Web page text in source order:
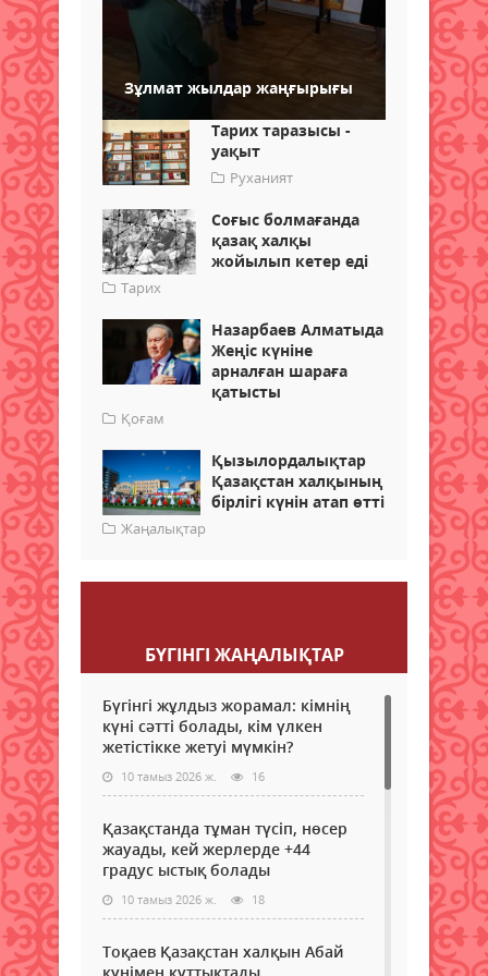
Зұлмат жылдар жаңғырығы
Тарих таразысы -
уақыт
Руханият
Соғыс болмағанда
қазақ халқы
жойылып кетер еді
Тарих
Назарбаев Алматыда
Жеңіс күніне
арналған шараға
қатысты
Қоғам
Қызылордалықтар
Қазақстан халқының
бірлігі күнін атап өтті
Жаңалықтар
БҮГІНГI ЖАҢАЛЫҚТАР
Бүгінгі жұлдыз жорамал: кімнің
күні сәтті болады, кім үлкен
жетістікке жетуі мүмкін?
10 тамыз 2026 ж. 16
Қазақстанда тұман түсіп, нөсер
жауады, кей жерлерде +44
градус ыстық болады
10 тамыз 2026 ж. 18
Тоқаев Қазақстан халқын Абай